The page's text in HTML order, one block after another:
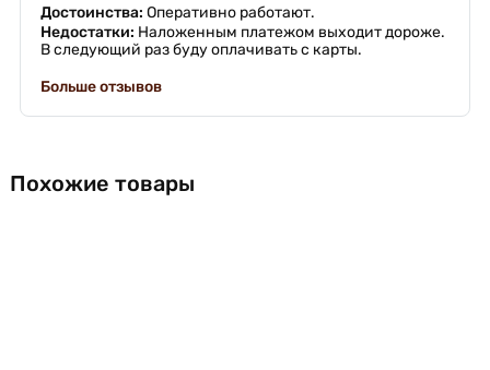
Достоинства: Оперативно работают.
Недостатки: Наложенным платежом выходит дороже.
В следующий раз буду оплачивать с карты.
Больше отзывов
Похожие товары